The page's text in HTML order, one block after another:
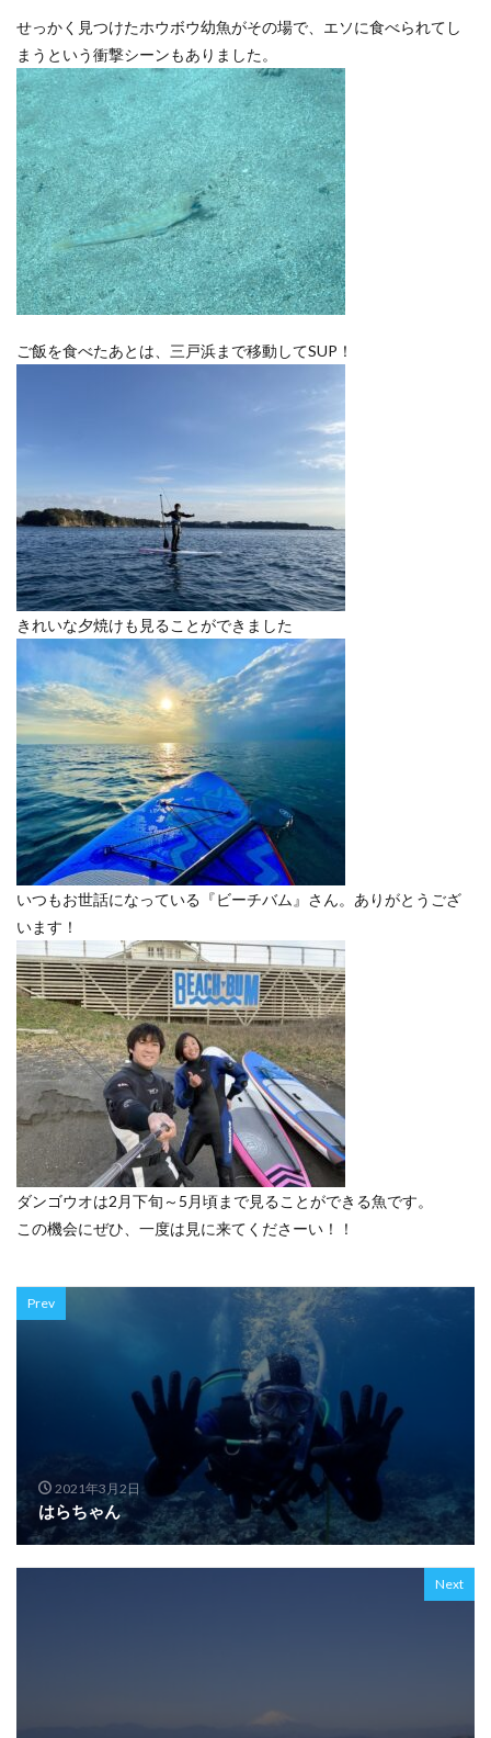
せっかく見つけたホウボウ幼魚がその場で、エソに食べられてし
まうという衝撃シーンもありました。
ご飯を食べたあとは、三戸浜まで移動してSUP！
きれいな夕焼けも見ることができました
いつもお世話になっている『ビーチバム』さん。ありがとうござ
います！
ダンゴウオは2月下旬～5月頃まで見ることができる魚です。
この機会にぜひ、一度は見に来てくださーい！！
Prev
2021年3月2日
はらちゃん
Next